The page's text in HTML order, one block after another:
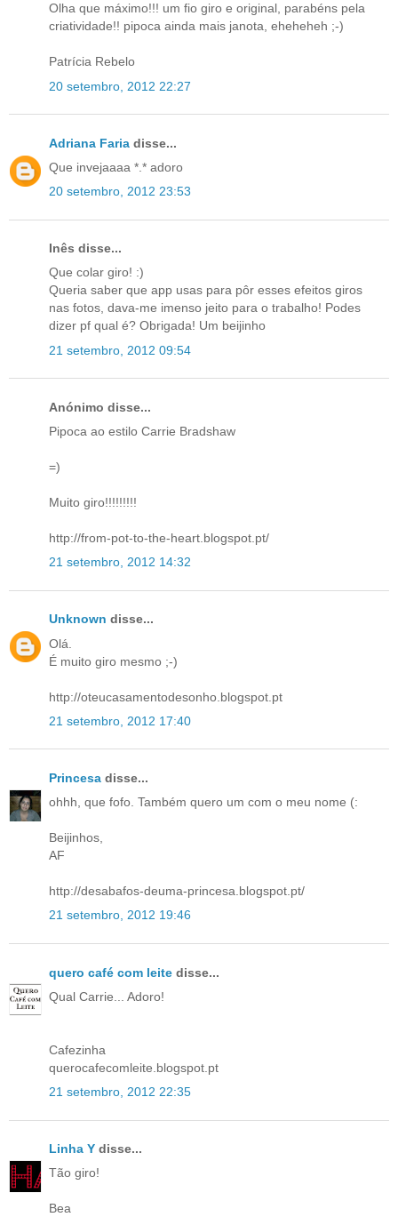
Olha que máximo!!! um fio giro e original, parabéns pela
criatividade!! pipoca ainda mais janota, eheheheh ;-)
Patrícia Rebelo
20 setembro, 2012 22:27
Adriana Faria disse...
Que invejaaaa *.* adoro
20 setembro, 2012 23:53
Inês disse...
Que colar giro! :)
Queria saber que app usas para pôr esses efeitos giros
nas fotos, dava-me imenso jeito para o trabalho! Podes
dizer pf qual é? Obrigada! Um beijinho
21 setembro, 2012 09:54
Anónimo disse...
Pipoca ao estilo Carrie Bradshaw
=)
Muito giro!!!!!!!!!
http://from-pot-to-the-heart.blogspot.pt/
21 setembro, 2012 14:32
Unknown disse...
Olá.
É muito giro mesmo ;-)
http://oteucasamentodesonho.blogspot.pt
21 setembro, 2012 17:40
Princesa disse...
ohhh, que fofo. Também quero um com o meu nome (:
Beijinhos,
AF
http://desabafos-deuma-princesa.blogspot.pt/
21 setembro, 2012 19:46
quero café com leite disse...
Qual Carrie... Adoro!
Cafezinha
querocafecomleite.blogspot.pt
21 setembro, 2012 22:35
Linha Y disse...
Tão giro!
Bea